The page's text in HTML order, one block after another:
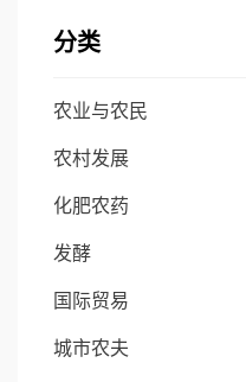
分类
农业与农民
农村发展
化肥农药
发酵
国际贸易
城市农夫